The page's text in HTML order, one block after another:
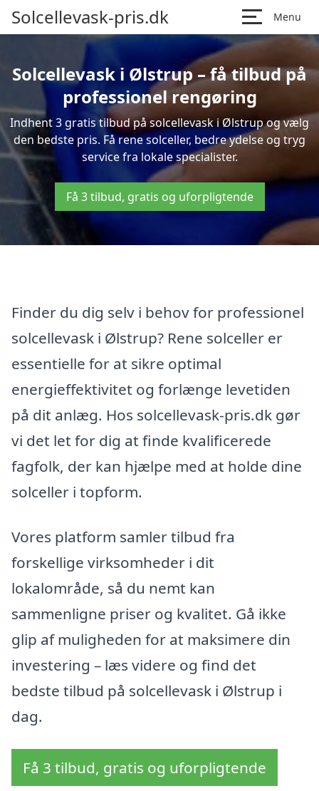
Solcellevask-pris.dk Menu
Solcellevask i Ølstrup – få tilbud på
professionel rengøring
Indhent 3 gratis tilbud på solcellevask i Ølstrup og vælg
den bedste pris. Få rene solceller, bedre ydelse og tryg
service fra lokale specialister.
Få 3 tilbud, gratis og uforpligtende
Finder du dig selv i behov for professionel
solcellevask i Ølstrup? Rene solceller er
essentielle for at sikre optimal
energieffektivitet og forlænge levetiden
på dit anlæg. Hos solcellevask-pris.dk gør
vi det let for dig at finde kvalificerede
fagfolk, der kan hjælpe med at holde dine
solceller i topform.
Vores platform samler tilbud fra
forskellige virksomheder i dit
lokalområde, så du nemt kan
sammenligne priser og kvalitet. Gå ikke
glip af muligheden for at maksimere din
investering – læs videre og find det
bedste tilbud på solcellevask i Ølstrup i
dag.
Få 3 tilbud, gratis og uforpligtende